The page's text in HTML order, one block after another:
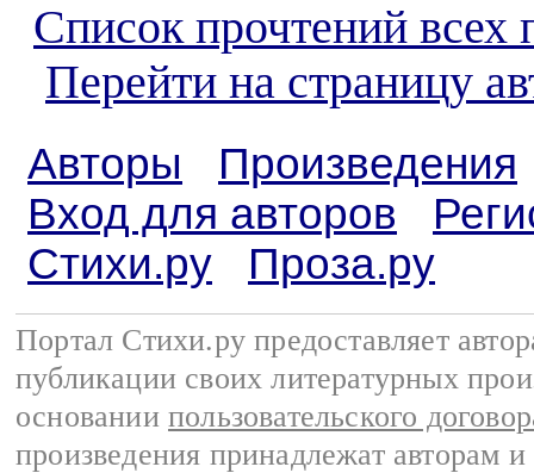
Список прочтений всех
Перейти на страницу
Авторы
Произведения
Вход для авторов
Стихи.ру
Проза.ру
Портал Стихи.ру предоставляет
публикации своих литературных
основании пользовательского
произведения принадлежат авторам